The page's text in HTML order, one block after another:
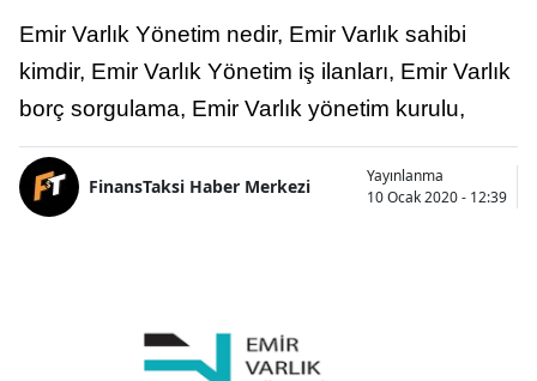
Emir Varlık Yönetim nedir, Emir Varlık sahibi
kimdir, Emir Varlık Yönetim iş ilanları, Emir Varlık
borç sorgulama, Emir Varlık yönetim kurulu,
FinansTaksi Haber Merkezi
Yayınlanma
10 Ocak 2020 - 12:39